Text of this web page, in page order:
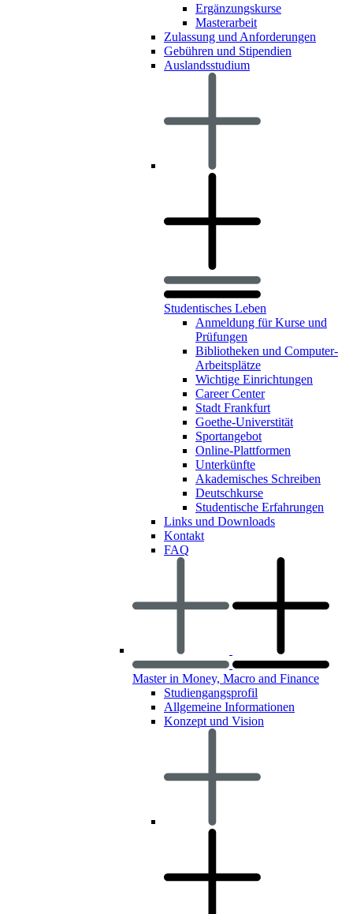
Ergänzungskurse
Masterarbeit
Zulassung und Anforderungen
Gebühren und Stipendien
Auslandsstudium
Studentisches Leben
Anmeldung für Kurse und
Prüfungen
Bibliotheken und Computer-
Arbeitsplätze
Wichtige Einrichtungen
Career Center
Stadt Frankfurt
Goethe-Universtität
Sportangebot
Online-Plattformen
Unterkünfte
Akademisches Schreiben
Deutschkurse
Studentische Erfahrungen
Links und Downloads
Kontakt
FAQ
Master in Money, Macro and Finance
Studiengangsprofil
Allgemeine Informationen
Konzept und Vision